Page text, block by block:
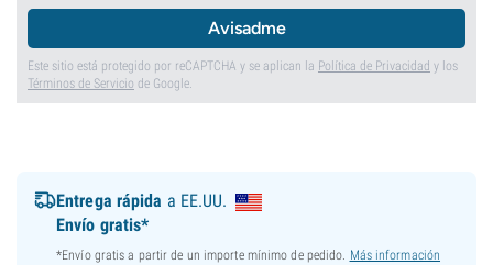
Avisadme
Este sitio está protegido por reCAPTCHA y se aplican la Política de Privacidad y los
Términos de Servicio de Google.
Entrega rápida a EE.UU.
Envío gratis*
*Envío gratis a partir de un importe mínimo de pedido. Más información